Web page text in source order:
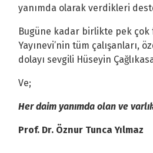
yanımda olarak verdikleri
Bugüne kadar birlikte pek çok
Yayınevi’nin tüm çalışanları,
dolayı sevgili Hüseyin
Ve;
Her daim yanımda olan ve
Prof. Dr. Öznur Tunca Yılmaz